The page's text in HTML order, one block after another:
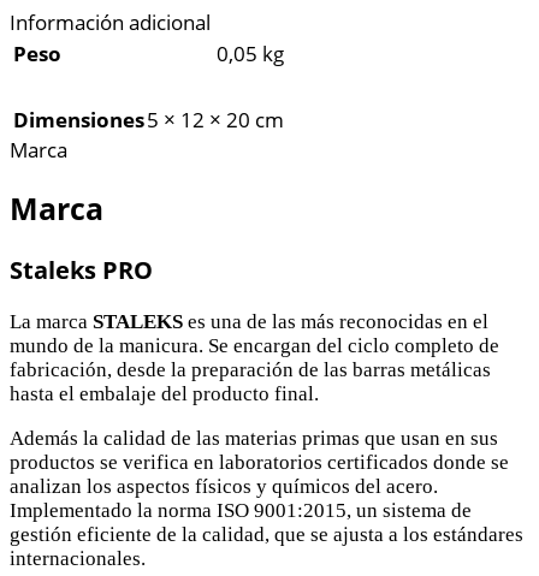
Información adicional
Peso
0,05 kg
Dimensiones5 × 12 × 20 cm
Marca
Marca
Staleks PRO
La marca STALEKS es una de las más reconocidas en el
mundo de la manicura. Se encargan del ciclo completo de
fabricación, desde la preparación de las barras metálicas
hasta el embalaje del producto final.
Además la calidad de las materias primas que usan en sus
productos se verifica en laboratorios certificados donde se
analizan los aspectos físicos y químicos del acero.
Implementado la norma ISO 9001:2015, un sistema de
gestión eficiente de la calidad, que se ajusta a los estándares
internacionales.